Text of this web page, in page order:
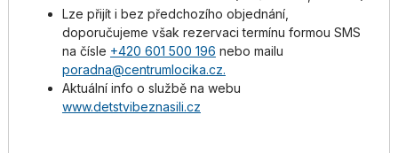
Lze přijít i bez předchozího objednání,
doporučujeme však rezervaci termínu formou SMS
na čísle +420 601 500 196 nebo mailu
poradna@centrumlocika.cz.
Aktuální info o službě na webu
www.detstvibeznasili.cz